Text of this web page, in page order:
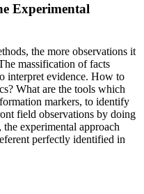
Experimental
the more observations it
massification of facts
interpret evidence. How to
What are the tools which
markers, to identify
field observations by doing
experimental approach
perfectly identified in